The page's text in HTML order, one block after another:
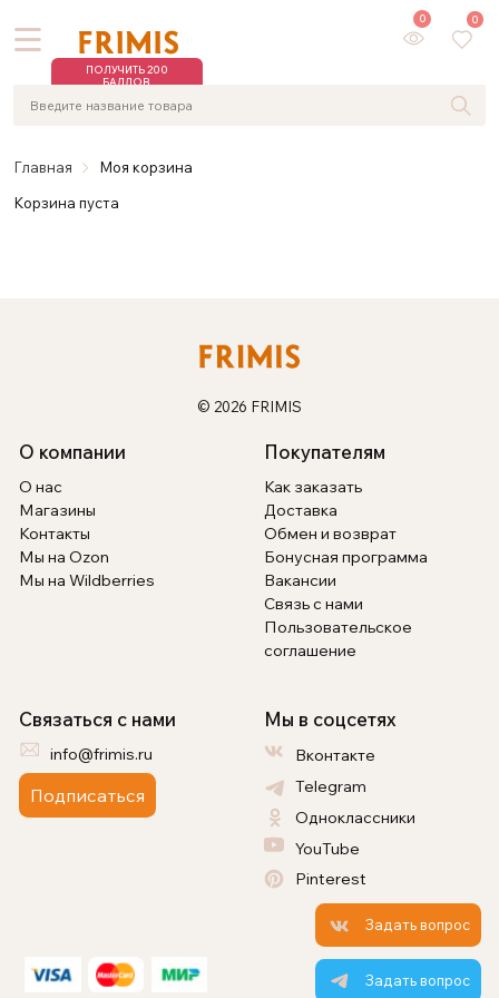
ПОЛУЧИТЬ 200
БАЛЛОВ
0 0
Главная Моя корзина
Корзина пуста
© 2026 FRIMIS
О компании
О нас
Магазины
Контакты
Мы на Ozon
Мы на Wildberries
Покупателям
Как заказать
Доставка
Обмен и возврат
Бонусная программа
Вакансии
Связь с нами
Пользовательское
соглашение
Связаться с нами
info@frimis.ru
Подписаться
Мы в соцсетях
Вконтакте
Telegram
Одноклассники
YouTube
Pinterest
Задать вопрос
Задать вопрос